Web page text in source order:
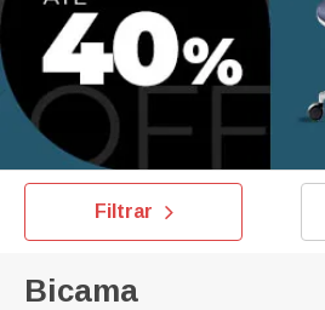
Filtrar
Bicama